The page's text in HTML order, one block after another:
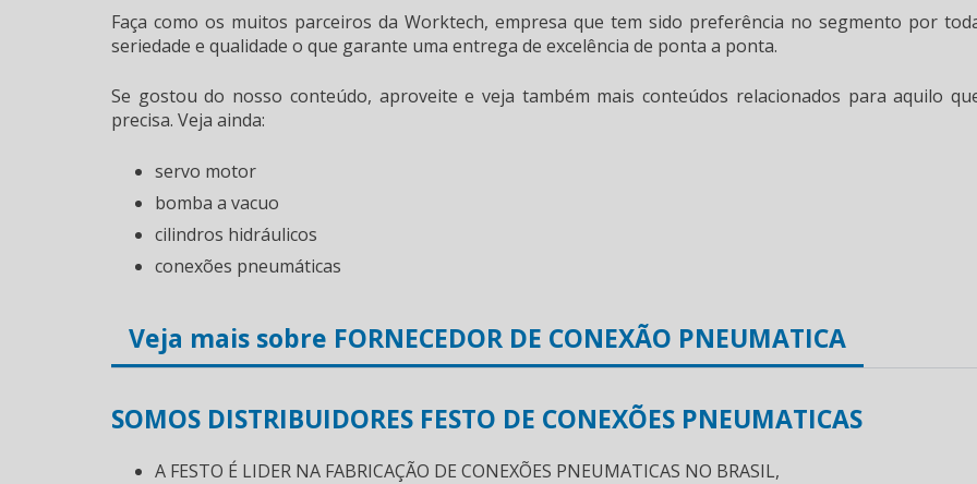
Faça como os muitos parceiros da Worktech, empresa que tem sido preferência no segmento por
seriedade e qualidade o que garante uma entrega de excelência de ponta a ponta.
Se gostou do nosso conteúdo, aproveite e veja também mais conteúdos relacionados para aquilo
precisa. Veja ainda:
servo motor
bomba a vacuo
cilindros hidráulicos
conexões pneumáticas
Veja mais sobre FORNECEDOR DE CONEXÃO PNEUMATICA
SOMOS DISTRIBUIDORES FESTO DE CONEXÕES PNEUMATICAS
A FESTO É LIDER NA FABRICAÇÃO DE CONEXÕES PNEUMATICAS NO BRASIL,